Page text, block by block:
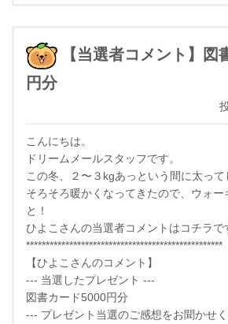
【当選者コメント】図
円分
こんにちは。
ドリームメールスタッフです。
この冬、２〜３kgあっという間に太って
そろそろ暖かくなってきたので、ウォー
と！
ひよこさんの当選者コメントはコチラで
**************************************************
【ひよこさんのコメント】
--- 当選したプレゼント ---
図書カード5000円分
--- プレゼント当選のご感想をお聞かせ